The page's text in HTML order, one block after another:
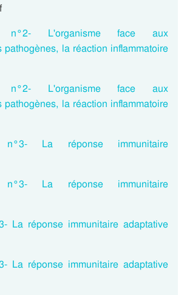
n°2- L'organisme face aux
pathogènes, la réaction inflammatoire
n°2- L'organisme face aux
pathogènes, la réaction inflammatoire
n°3- La réponse immunitaire
n°3- La réponse immunitaire
La réponse immunitaire adaptative
La réponse immunitaire adaptative